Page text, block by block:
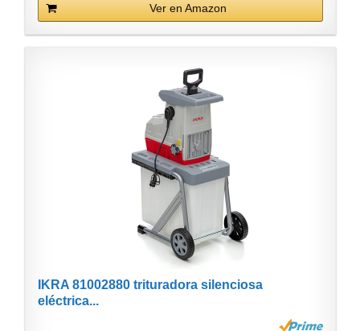
Ver en Amazon
IKRA 81002880 trituradora silenciosa
eléctrica...